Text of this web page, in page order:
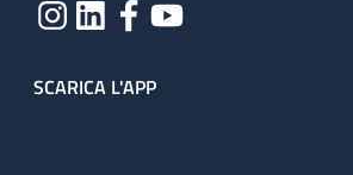
SCARICA L'APP